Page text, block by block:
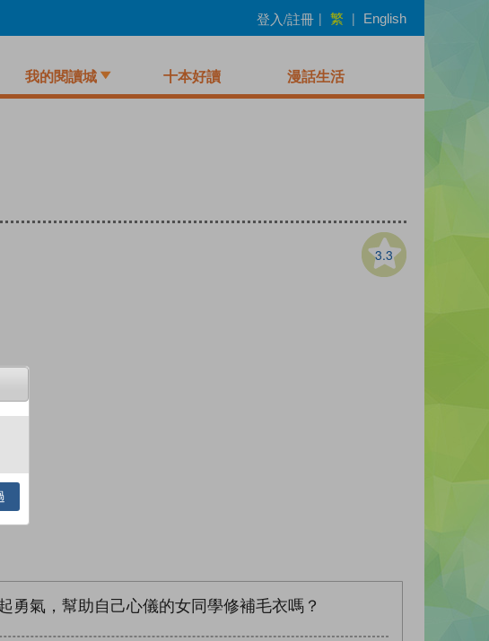
登入/註冊 | 繁 | English
我的閱讀城 十本好讀 漫話生活
3.3
勇氣，幫助自己心儀的女同學修補毛衣嗎？